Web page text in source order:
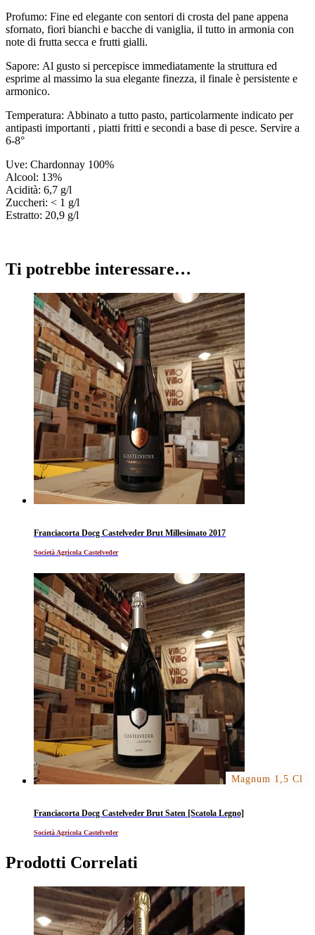
Profumo: Fine ed elegante con sentori di crosta del pane appena
sfornato, fiori bianchi e bacche di vaniglia, il tutto in armonia con
note di frutta secca e frutti gialli.
Sapore: Al gusto si percepisce immediatamente la struttura ed
esprime al massimo la sua elegante finezza, il finale è persistente e
armonico.
Temperatura: Abbinato a tutto pasto, particolarmente indicato per
antipasti importanti , piatti fritti e secondi a base di pesce. Servire a
6-8°
Uve: Chardonnay 100%
Alcool: 13%
Acidità: 6,7 g/l
Zuccheri: < 1 g/l
Estratto: 20,9 g/l
Ti potrebbe interessare…
Franciacorta Docg Castelveder Brut Millesimato 2017
Società Agricola Castelveder
Magnum 1,5 Cl
Franciacorta Docg Castelveder Brut Saten [Scatola Legno]
Società Agricola Castelveder
Prodotti Correlati